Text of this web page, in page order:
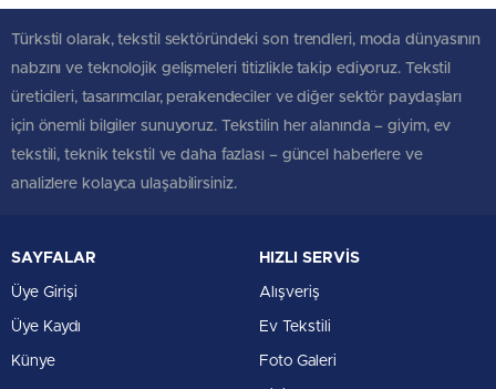
Türkstil olarak, tekstil sektöründeki son trendleri, moda dünyasının
nabzını ve teknolojik gelişmeleri titizlikle takip ediyoruz. Tekstil
üreticileri, tasarımcılar, perakendeciler ve diğer sektör paydaşları
için önemli bilgiler sunuyoruz. Tekstilin her alanında – giyim, ev
tekstili, teknik tekstil ve daha fazlası – güncel haberlere ve
analizlere kolayca ulaşabilirsiniz.
SAYFALAR
Üye Girişi
Üye Kaydı
Künye
HIZLI SERVİS
Alışveriş
Ev Tekstili
Foto Galeri